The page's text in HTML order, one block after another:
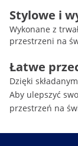
Stylowe i
Wykonane z
przestrzeni na
Łatwe
Dzięki
Aby ulepszyć
przestrzeń na